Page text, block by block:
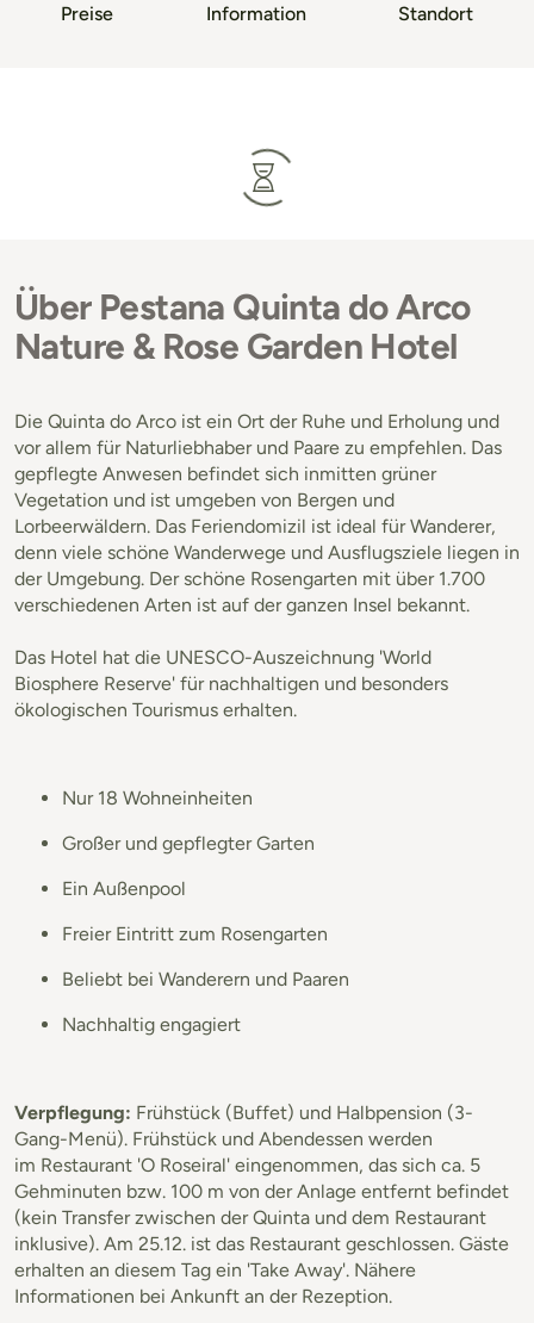
Preise Information Standort
Über Pestana Quinta do Arco
Nature & Rose Garden Hotel
Die Quinta do Arco ist ein Ort der Ruhe und Erholung und
vor allem für Naturliebhaber und Paare zu empfehlen. Das
gepflegte Anwesen befindet sich inmitten grüner
Vegetation und ist umgeben von Bergen und
Lorbeerwäldern. Das Feriendomizil ist ideal für Wanderer,
denn viele schöne Wanderwege und Ausflugsziele liegen in
der Umgebung. Der schöne Rosengarten mit über 1.700
verschiedenen Arten ist auf der ganzen Insel bekannt.
Das Hotel hat die UNESCO-Auszeichnung 'World
Biosphere Reserve' für nachhaltigen und besonders
ökologischen Tourismus erhalten.
Nur 18 Wohneinheiten
Großer und gepflegter Garten
Ein Außenpool
Freier Eintritt zum Rosengarten
Beliebt bei Wanderern und Paaren
Nachhaltig engagiert
Verpflegung: Frühstück (Buffet) und Halbpension (3-
Gang-Menü). Frühstück und Abendessen werden
im Restaurant 'O Roseiral' eingenommen, das sich ca. 5
Gehminuten bzw. 100 m von der Anlage entfernt befindet
(kein Transfer zwischen der Quinta und dem Restaurant
inklusive). Am 25.12. ist das Restaurant geschlossen. Gäste
erhalten an diesem Tag ein 'Take Away'. Nähere
Informationen bei Ankunft an der Rezeption.